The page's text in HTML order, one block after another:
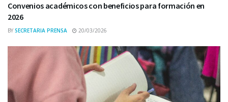
Convenios académicos con beneficios para formación en
2026
BY SECRETARIA PRENSA 20/03/2026